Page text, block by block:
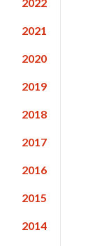
2021
2020
2019
2018
2017
2016
2015
2014